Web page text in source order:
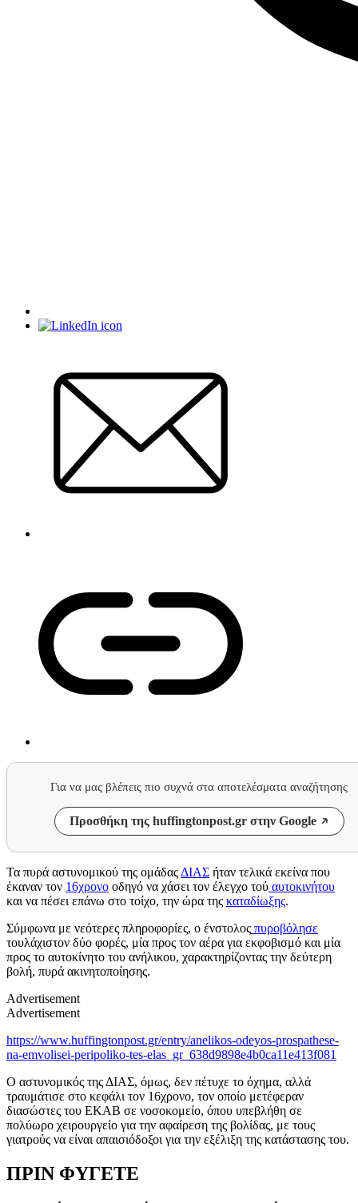
Για να μας βλέπεις πιο συχνά στα αποτελέσματα αναζήτησης
Προσθήκη της huffingtonpost.gr στην Google
Τα πυρά αστυνομικού της ομάδας ΔΙΑΣ ήταν τελικά εκείνα που
έκαναν τον 16χρονο οδηγό να χάσει τον έλεγχο τού αυτοκινήτου
και να πέσει επάνω στο τοίχο, την ώρα της καταδίωξης.
Σύμφωνα με νεότερες πληροφορίες, ο ένστολος πυροβόλησε
τουλάχιστον δύο φορές, μία προς τον αέρα για εκφοβισμό και μία
προς το αυτοκίνητο του ανήλικου, χαρακτηρίζοντας την δεύτερη
βολή, πυρά ακινητοποίησης.
Advertisement
Advertisement
https://www.huffingtonpost.gr/entry/anelikos-odeyos-prospathese-
na-emvolisei-peripoliko-tes-elas_gr_638d9898e4b0ca11e413f081
Ο αστυνομικός της ΔΙΑΣ, όμως, δεν πέτυχε το όχημα, αλλά
τραυμάτισε στο κεφάλι τον 16χρονο, τον οποίο μετέφεραν
διασώστες του ΕΚΑΒ σε νοσοκομείο, όπου υπεβλήθη σε
πολύωρο χειρουργείο για την αφαίρεση της βολίδας, με τους
γιατρούς να είναι απαισιόδοξοι για την εξέλιξη της κατάστασης του.
ΠΡΙΝ ΦΥΓΕΤΕ